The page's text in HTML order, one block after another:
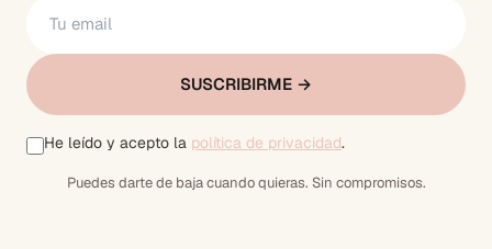
SUSCRIBIRME →
He leído y acepto la política de privacidad.
Puedes darte de baja cuando quieras. Sin compromisos.